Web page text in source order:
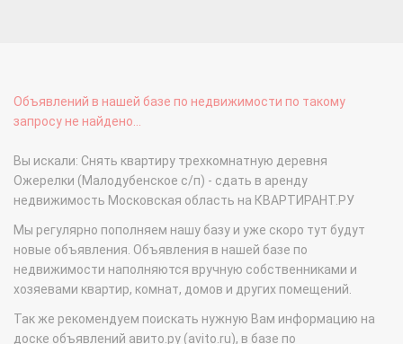
Объявлений в нашей базе по недвижимости по такому
запросу не найдено...
Вы искали: Снять квартиру трехкомнатную деревня
Ожерелки (Малодубенское с/п) - сдать в аренду
недвижимость Московская область на КВАРТИРАНТ.РУ
Мы регулярно пополняем нашу базу и уже скоро тут будут
новые объявления. Объявления в нашей базе по
недвижимости наполняются вручную собственниками и
хозяевами квартир, комнат, домов и других помещений.
Так же рекомендуем поискать нужную Вам информацию на
доске объявлений авито.ру (avito.ru), в базе по